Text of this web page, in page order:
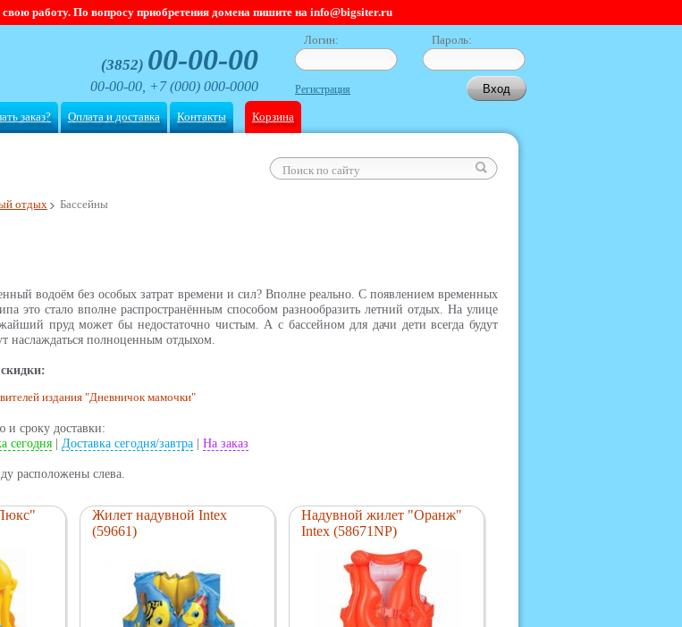
работу. По вопросу приобретения домена пишите на info@bigsiter.ru
(3852) 00-00-00
00-00-00, +7 (000) 000-0000
Логин: Пароль:
Регистрация
заказ? Оплата и доставка Контакты Корзина
отдых Бассейны
водоём без особых затрат времени и сил? Вполне реально. С появлением временных
это стало вполне распространённым способом разнообразить летний отдых. На улице
пруд может бы недостаточно чистым. А с бассейном для дачи дети всегда будут
наслаждаться полноценным отдыхом.
издания "Дневничок мамочки"
и сроку доставки:
сегодня Доставка сегодня/завтра На заказ
расположены слева.
Жилет надувной Intex
(59661)
Надувной жилет "Оранж"
Intex (58671NP)